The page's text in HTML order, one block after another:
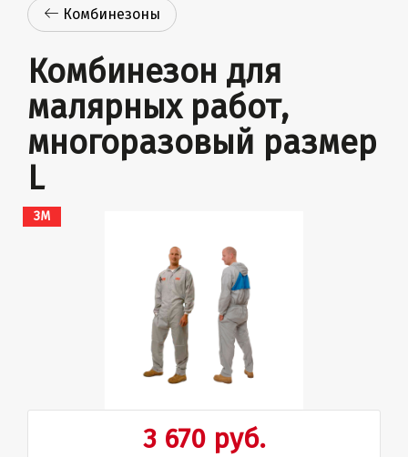
Комбинезоны
Комбинезон для
малярных работ,
многоразовый размер
L
ЗМ
3 670 руб.